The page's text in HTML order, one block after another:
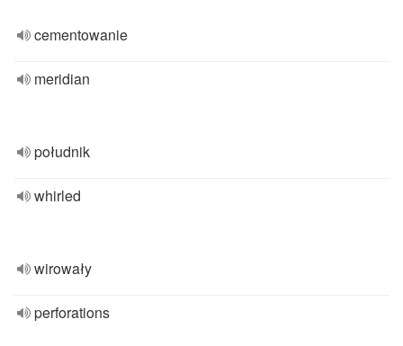
cementowanie
meridian
południk
whirled
wirowały
perforations